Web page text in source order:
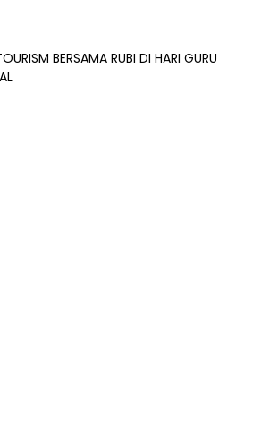
BERSAMA RUBI DI HARI GURU